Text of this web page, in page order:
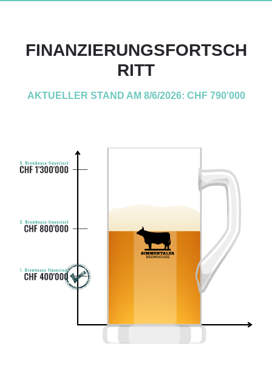
FINANZIERUNGSFORTSCH
RITT
AKTUELLER STAND AM 8/6/2026: CHF 790'000